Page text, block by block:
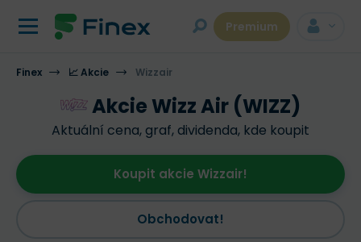
Premium
Finex 📈 Akcie Wizzair
Akcie Wizz Air (WIZZ)
Aktuální cena, graf, dividenda, kde koupit
Obchodovat!
Koupit akcie Wizzair!